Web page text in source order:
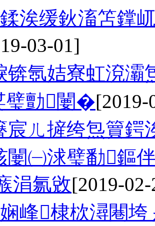
涘缓鈥滀笘鐣
03-01]
锛氬姞寮虹渷
璧勯闄�[2019-
宸ㄦ摌绔炰簤
闄㈠浗璧勫鏂
涓氱敓[2019-
峰棣栨潯闀